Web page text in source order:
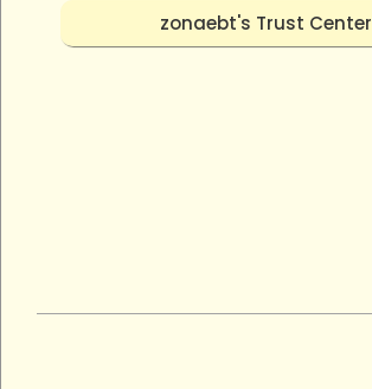
zonaebt's Trust Center